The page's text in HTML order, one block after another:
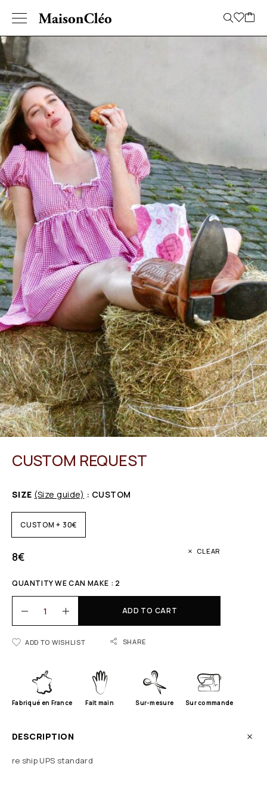
CUSTOM REQUEST
SIZE (Size guide) : CUSTOM
CUSTOM + 30€
CLEAR
8€
QUANTITY WE CAN MAKE : 2
ADD TO CART
ADD TO WISHLIST SHARE
Fabriqué en France Fait main Sur-mesure Sur commande
DESCRIPTION
re ship UPS standard